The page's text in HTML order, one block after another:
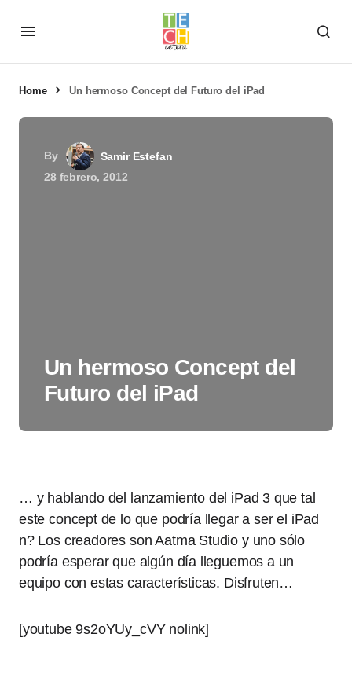
Home Un hermoso Concept del Futuro del iPad
By
Samir Estefan
28 febrero, 2012
Un hermoso Concept del
Futuro del iPad
… y hablando del lanzamiento del iPad 3 que tal
este concept de lo que podría llegar a ser el iPad
n? Los creadores son Aatma Studio y uno sólo
podría esperar que algún día lleguemos a un
equipo con estas características. Disfruten…
[youtube 9s2oYUy_cVY nolink]